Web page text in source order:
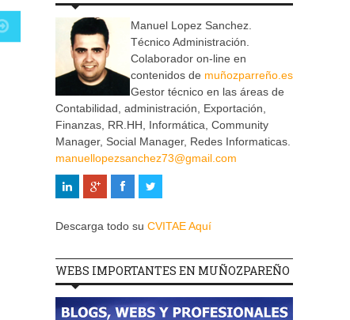
Manuel Lopez Sanchez.
Técnico Administración.
Colaborador on-line en
contenidos de muñozparreño.es
Gestor técnico en las áreas de
Contabilidad, administración, Exportación,
Finanzas, RR.HH, Informática, Community
Manager, Social Manager, Redes Informaticas.
manuellopezsanchez73@gmail.com
Descarga todo su CVITAE Aquí
WEBS IMPORTANTES EN MUÑOZPAREÑO